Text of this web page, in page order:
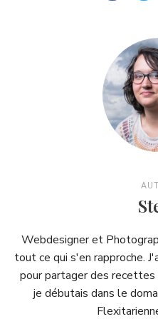
Webdesigner et
tout ce qui s'en rapproche.
pour partager des
je débutais dans le